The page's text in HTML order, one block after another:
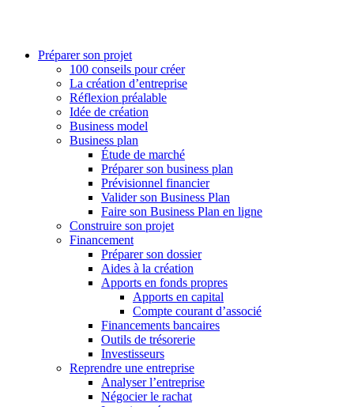
Préparer son projet
100 conseils pour créer
La création d’entreprise
Réflexion préalable
Idée de création
Business model
Business plan
Étude de marché
Préparer son business plan
Prévisionnel financier
Valider son Business Plan
Faire son Business Plan en ligne
Construire son projet
Financement
Préparer son dossier
Aides à la création
Apports en fonds propres
Apports en capital
Compte courant d’associé
Financements bancaires
Outils de trésorerie
Investisseurs
Reprendre une entreprise
Analyser l’entreprise
Négocier le rachat